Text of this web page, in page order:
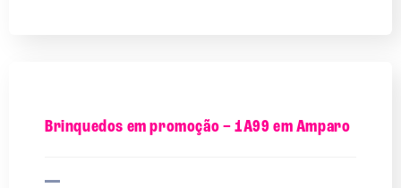
Brinquedos em promoção – 1A99 em Amparo